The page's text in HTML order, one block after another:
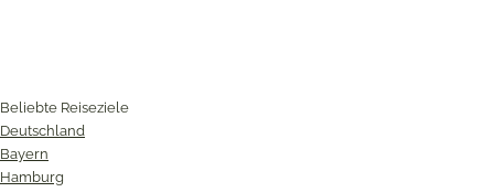
Beliebte Reiseziele
Deutschland
Bayern
Hamburg